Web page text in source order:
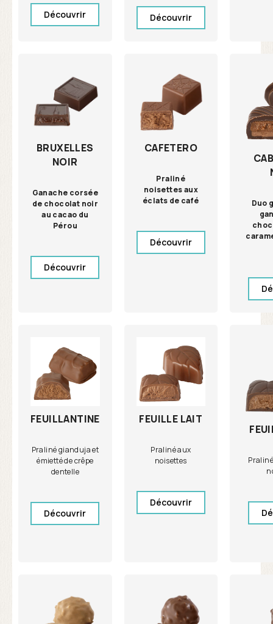
Découvrir Découvrir
BRUXELLES
NOIR
Ganache corsée
de chocolat noir
au cacao du
Pérou
Découvrir
CAFETERO
Praliné
noisettes aux
éclats de café
Découvrir
Duo
FEUILLANTINE
Praliné gianduja et
émietté de crêpe
dentelle
Découvrir
FEUILLE LAIT
Praliné aux
noisettes
Découvrir